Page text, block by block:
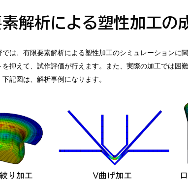
解析による塑性加工の
は、有限要素解析による塑性加工のシミュレーションに
抑えて、試作評価が行えます。また、実際の加工では困
記図は、解析事例になります。